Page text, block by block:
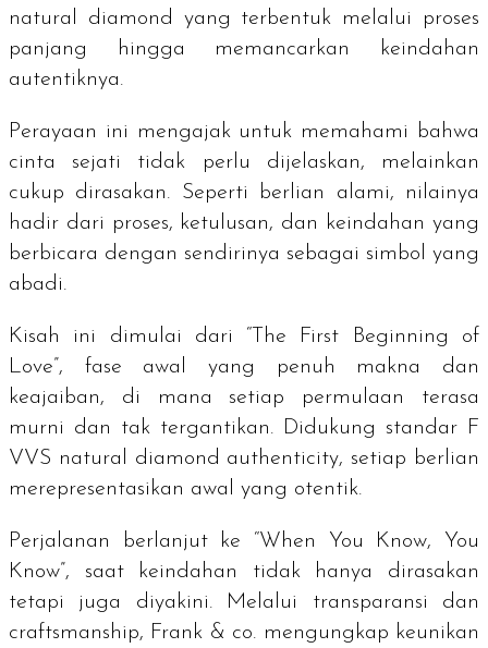
natural diamond yang terbentuk melalui proses
panjang hingga memancarkan keindahan
autentiknya.
Perayaan ini mengajak untuk memahami bahwa
cinta sejati tidak perlu dijelaskan, melainkan
cukup dirasakan. Seperti berlian alami, nilainya
hadir dari proses, ketulusan, dan keindahan yang
berbicara dengan sendirinya sebagai simbol yang
abadi.
Kisah ini dimulai dari “The First Beginning of
Love”, fase awal yang penuh makna dan
keajaiban, di mana setiap permulaan terasa
murni dan tak tergantikan. Didukung standar F
VVS natural diamond authenticity, setiap berlian
merepresentasikan awal yang otentik.
Perjalanan berlanjut ke “When You Know, You
Know”, saat keindahan tidak hanya dirasakan
tetapi juga diyakini. Melalui transparansi dan
craftsmanship, Frank & co. mengungkap keunikan